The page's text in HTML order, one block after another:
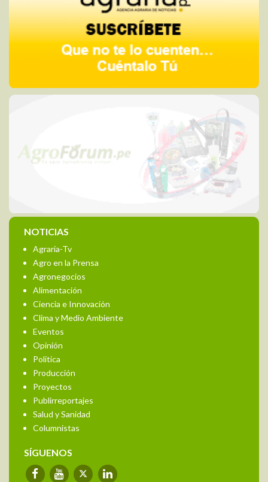
NOTICIAS
Agraria-Tv
Agro en la Prensa
Agronegocios
Alimentación
Ciencia e Innovación
Clima y Medio Ambiente
Eventos
Opinión
Política
Producción
Proyectos
Publirreportajes
Salud y Sanidad
Columnistas
SÍGUENOS